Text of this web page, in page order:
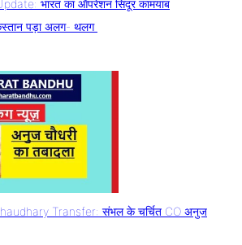
भारत का ऑपरेशन सिंदूर कामयाब
पड़ा अलग- थलग
Transfer: संभल के चर्चित CO अनुज